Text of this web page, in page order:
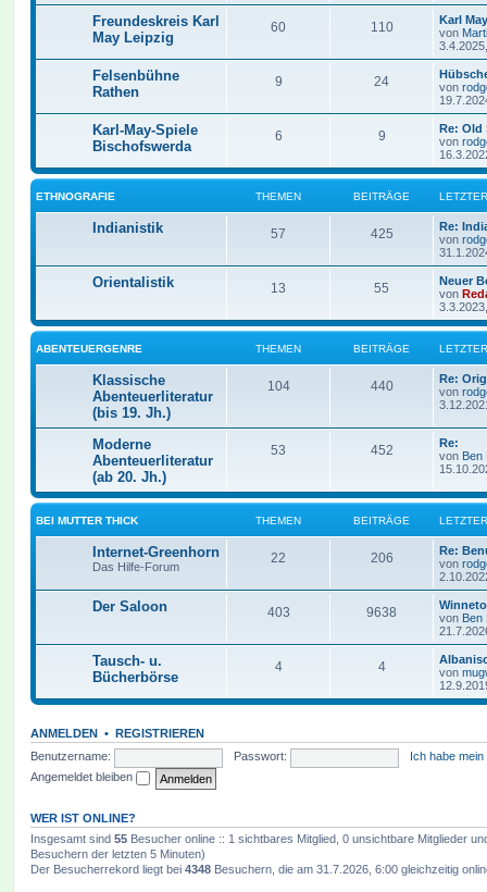
Freundeskreis Karl
May Leipzig
60 110
Karl
von
Felsenbühne
Rathen
9 24
von
Karl-May-Spiele
Bischofswerda
6 9
Re: Old
von
ETHNOGRAFIE THEMEN BEITRÄGE
Indianistik 57 425
Re:
von
Orientalistik 13 55
Neuer
von
ABENTEUERGENRE THEMEN BEITRÄGE
Klassische
Abenteuerliteratur
(bis 19. Jh.)
104 440
Re:
von
Moderne
Abenteuerliteratur
(ab 20. Jh.)
53 452
Re:
von Ben
BEI MUTTER THICK THEMEN BEITRÄGE
Internet-Greenhorn
Das Hilfe-Forum
22 206
Re:
von
Der Saloon 403 9638
von Ben
Tausch- u.
Bücherbörse
4 4
von
ANMELDEN • REGISTRIEREN
Benutzername:
Passwort:
Ich habe
Angemeldet bleiben
WER IST ONLINE?
Insgesamt sind 55 Besucher online :: 1 sichtbares Mitglied, 0 unsichtbare Mitglieder
Besuchern der letzten 5 Minuten)
Der Besucherrekord liegt bei 4348 Besuchern, die am 31.7.2026, 6:00 gleichzeitig